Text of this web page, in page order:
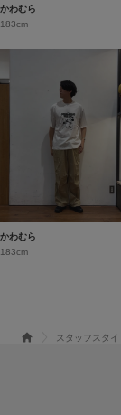
かわむら
183cm
かわむら
183cm
スタッフスタ